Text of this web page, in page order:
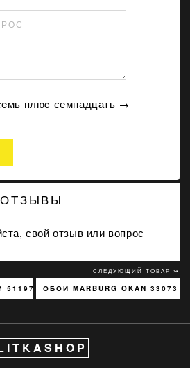
плюc семнадцать →
свой отзыв или вопрос
51197301
СЛЕДУЮЩИЙ ТОВАР ↣
ОБОИ MARBURG OKAN 33073